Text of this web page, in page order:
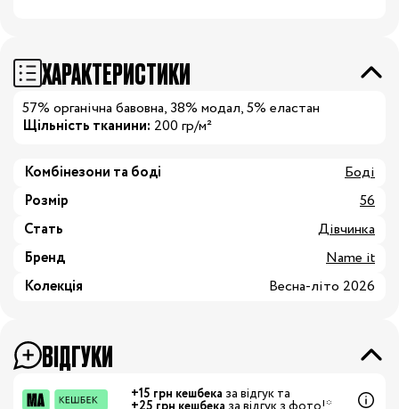
ХАРАКТЕРИСТИКИ
57% органічна бавовна, 38% модал, 5% еластан
Щільність тканини: 200 гр/м²
Комбінезони та боді
Боді
Розмір
56
Стать
Дівчинка
Бренд
Name it
Колекція
Весна-літо 2026
ВІДГУКИ
+15 грн кешбека за відгук та